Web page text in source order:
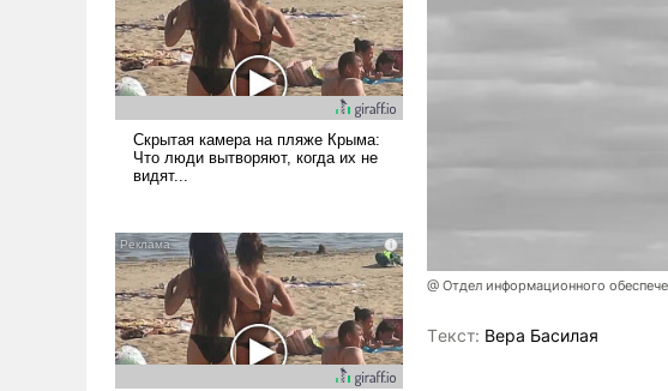
@ Отдел информационного
Tекст: Вера Басилая